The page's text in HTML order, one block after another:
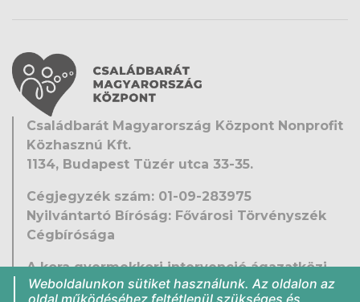
Családbarát Magyarország Központ Nonprofit
Közhasznú Kft.
1134, Budapest Tüzér utca 33-35.
Cégjegyzék szám: 01-09-283975
Nyilvántartó Bíróság: Fővárosi Törvényszék
Cégbírósága
A kora gyermekkori intervenció ágazatközi
fejlesztése
Weboldalunkon sütiket használunk. Az oldalon az
oldal működéséhez feltétlenül szükséges és